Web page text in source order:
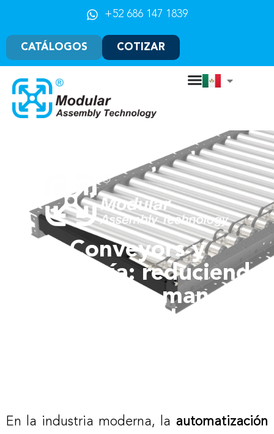
+52 686 147 1839
CATÁLOGOS COTIZAR
Conveyors y
ergonomía: reduciendo
riesgos por manejo
manual
En la industria moderna, la automatización